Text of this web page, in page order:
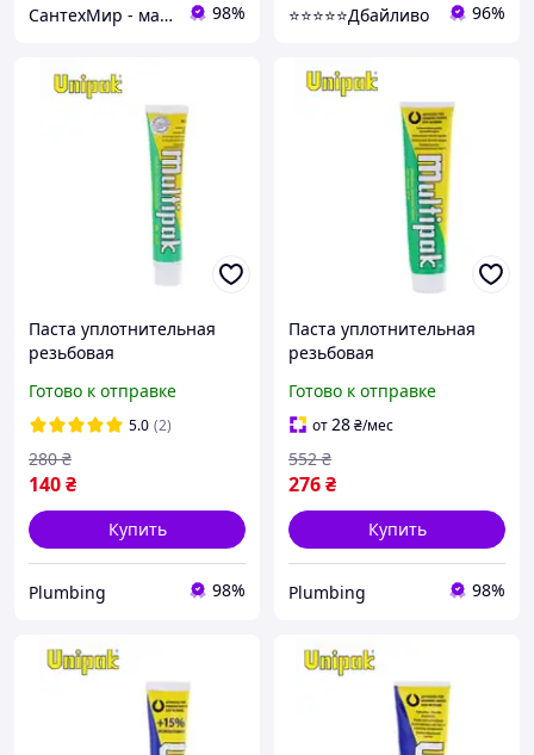
СантехМир - магазин сантехники 98% ⭐⭐⭐⭐⭐Дбайливо 96%
Паста уплотнительная
резьбовая
уплотнения резьбовых
соединений Unipak 50г
Готово к отправке
5.0 (2)
140₴
280 ₴
Купить
Plumbing 98%
Паста уплотнительная
резьбовая
уплотнения резьбовых
соединений Unipak 200г
Готово к отправке
от28₴/мес
276₴
552 ₴
Купить
Plumbing 98%